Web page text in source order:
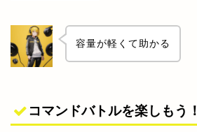
容量が軽くて助かる
コマンドバトルを楽しもう！